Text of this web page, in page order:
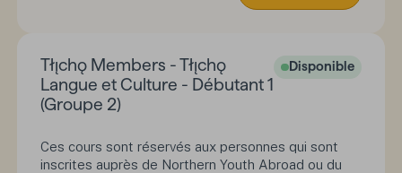
Tłı̨chǫ Members - Tłı̨chǫ
Langue et Culture - Débutant 1
(Groupe 2)
Disponible
Ces cours sont réservés aux personnes qui sont
inscrites auprès de Northern Youth Abroad ou du